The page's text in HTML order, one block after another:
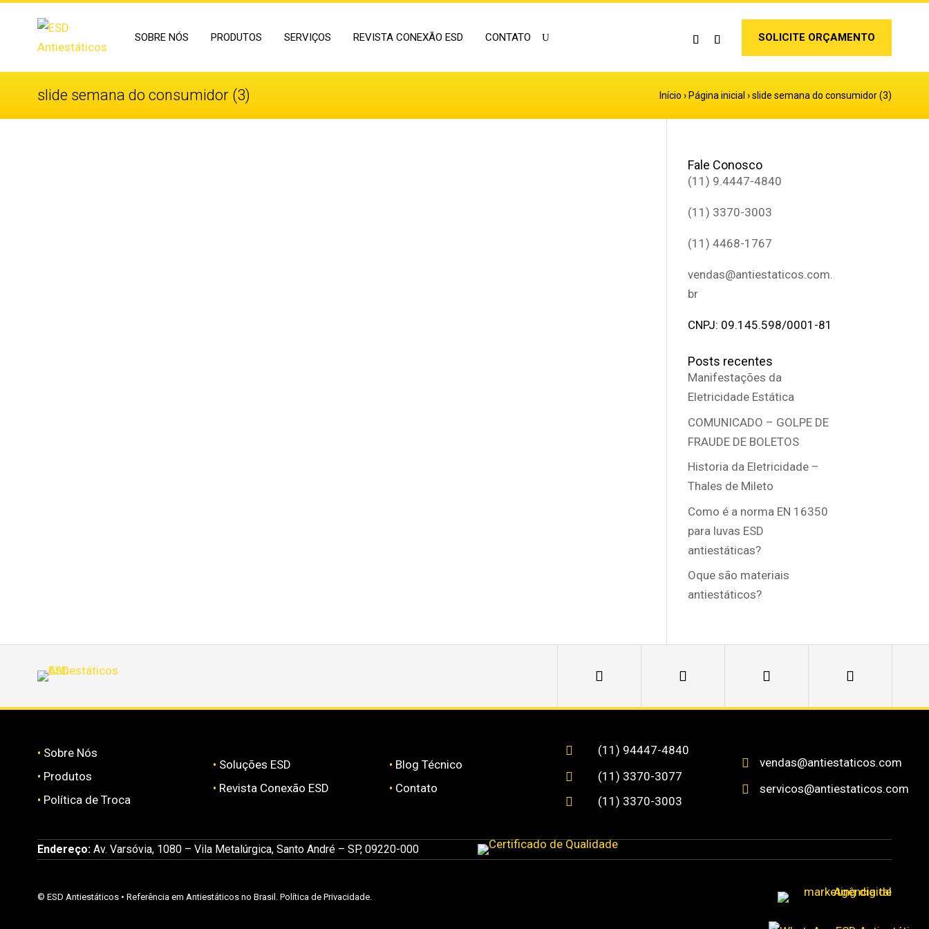
SOBRE NÓS PRODUTOS SERVIÇOS REVISTA CONEXÃO ESD CONTATO SOLICITE ORÇAMENTO
slide semana do consumidor (3) Início › Página inicial ›slide semana do consumidor (3)
Fale Conosco
(11) 9.4447-4840
(11) 3370-3003
(11) 4468-1767
vendas@antiestaticos.com.
br
CNPJ: 09.145.598/0001-81
Posts recentes
Manifestações da
Eletricidade Estática
COMUNICADO – GOLPE DE
FRAUDE DE BOLETOS
Historia da Eletricidade –
Thales de Mileto
Como é a norma EN 16350
para luvas ESD
antiestáticas?
Oque são materiais
antiestáticos?
• Sobre Nós
• Produtos
• Política de Troca
• Soluções ESD
• Revista Conexão ESD
• Blog Técnico
• Contato

(11) 94447-4840

(11) 3370-3077

(11) 3370-3003

vendas@antiestaticos.com

servicos@antiestaticos.com
Endereço:Av. Varsóvia, 1080 – Vila Metalúrgica, Santo André – SP, 09220-000
© ESD Antiestáticos• Referência em Antiestáticos no Brasil. Política de Privacidade.